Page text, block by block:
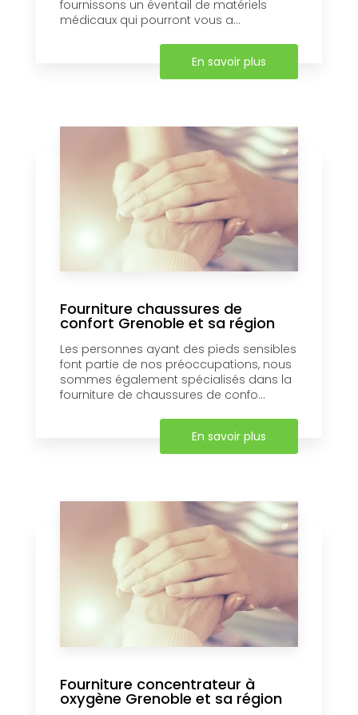
fournissons un éventail de matériels
médicaux qui pourront vous a...
En savoir plus
Fourniture chaussures de
confort Grenoble et sa région
Les personnes ayant des pieds sensibles
font partie de nos préoccupations, nous
sommes également spécialisés dans la
fourniture de chaussures de confo...
En savoir plus
Fourniture concentrateur à
oxygène Grenoble et sa région